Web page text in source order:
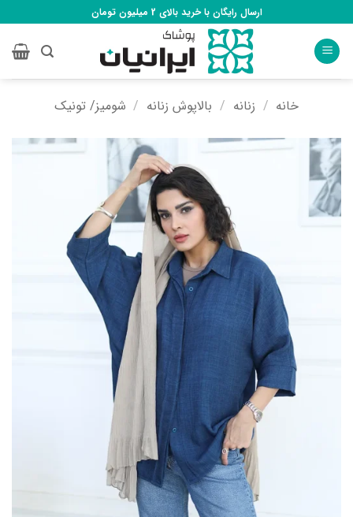
to
content
ارسال رایگان با خرید بالای 2 میلیون تومان
خانه / زنانه / بالاپوش زنانه / شومیز/ تونیک